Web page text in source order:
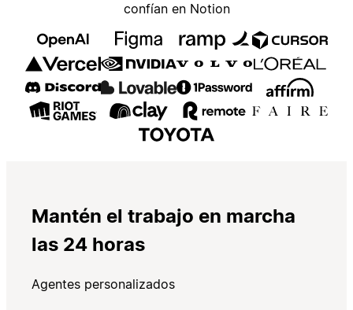
confían en Notion
Mantén el trabajo en marcha
las 24 horas
Agentes personalizados